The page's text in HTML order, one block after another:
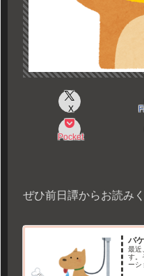
X
Pocket
ぜひ前日譚からお読み
バ
最近
す。
ーシ